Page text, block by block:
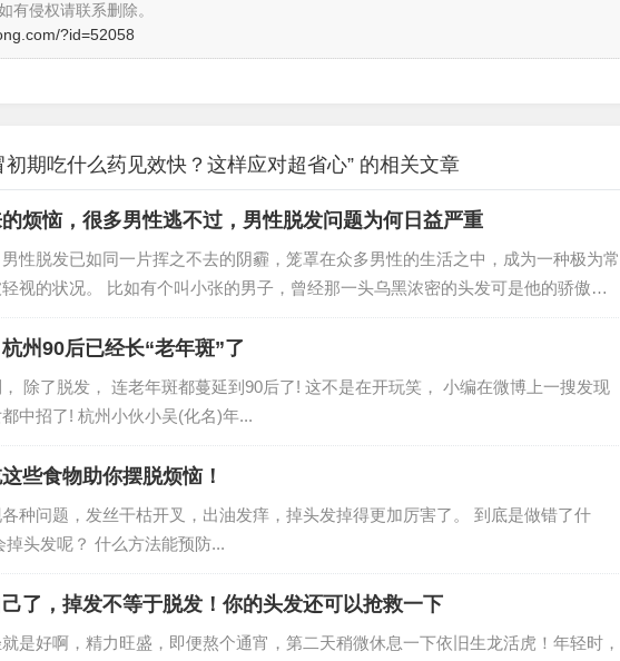
有侵权请联系删除。
?id=52058
初期吃什么药见效快？这样应对超省心” 的相关文章
烦恼，很多男性逃不过，男性脱发问题为何日益严重
性脱发已如同一片挥之不去的阴霾，笼罩在众多男性的生活之中，成为一种极为常
视的状况。 比如有个叫小张的男子，曾经那一头乌黑浓密的头发可是他的骄傲资
州90后已经长“老年斑”了
除了脱发， 连老年斑都蔓延到90后了! 这不是在开玩笑， 小编在微博上一搜发现
中招了! 杭州小伙小吴(化名)年...
些食物助你摆脱烦恼！
种问题，发丝干枯开叉，出油发痒，掉头发掉得更加厉害了。 到底是做错了什
掉头发呢？ 什么方法能预防...
了，掉发不等于脱发！你的头发还可以抢救一下
是好啊，精力旺盛，即便熬个通宵，第二天稍微休息一下依旧生龙活虎！年轻时，